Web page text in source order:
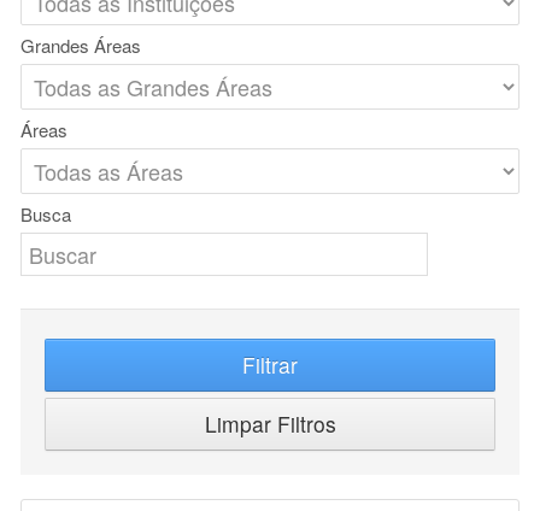
Grandes Áreas
Áreas
Busca
Filtrar
Limpar Filtros